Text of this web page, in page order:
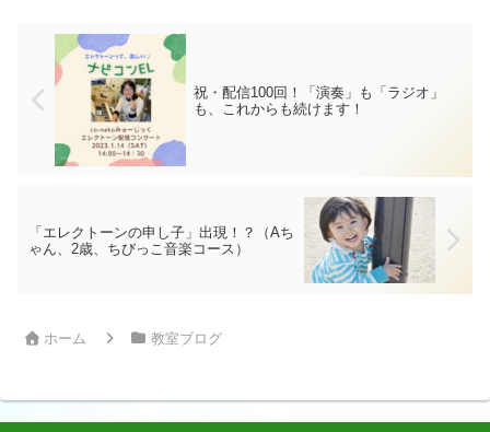
祝・配信100回！「演奏」も「ラジオ」
も、これからも続けます！
「エレクトーンの申し子」出現！？（Aち
ゃん、2歳、ちびっこ音楽コース）
ホーム 教室ブログ